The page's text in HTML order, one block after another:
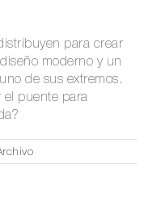
para crear
moderno y un
de sus extremos.
el puente para